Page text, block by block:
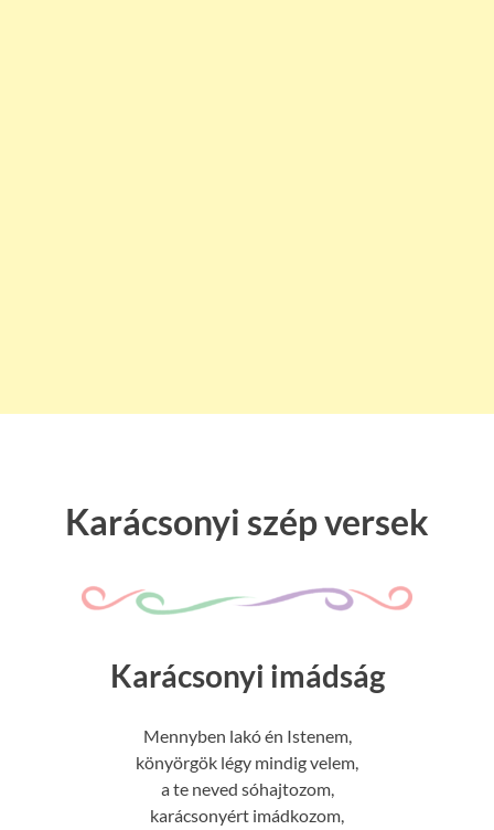
Karácsonyi szép versek
Karácsonyi imádság
Mennyben lakó én Istenem,
könyörgök légy mindig velem,
a te neved sóhajtozom,
karácsonyért imádkozom,